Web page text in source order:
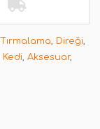
Tırmalama, Direği,
Kedi, Aksesuar,